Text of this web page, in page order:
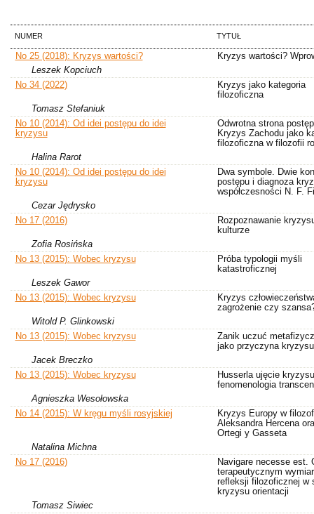
NUMER TYTUŁ
No 25 (2018): Kryzys wartości?
Kryzys wartości?
Leszek Kopciuch
No 34 (2022)
Kryzys jako kategoria
filozoficzna
Tomasz Stefaniuk
No 10 (2014): Od idei postępu do idei
kryzysu
Odwrotna strona
Kryzys Zachodu jako
filozoficzna w filozofii
Halina Rarot
No 10 (2014): Od idei postępu do idei
kryzysu
Dwa symbole. Dwie
postępu i diagnoza
współczesności N. F.
Cezar Jędrysko
No 17 (2016)
Rozpoznawanie
kulturze
Zofia Rosińska
No 13 (2015): Wobec kryzysu
Próba typologii myśli
katastroficznej
Leszek Gawor
No 13 (2015): Wobec kryzysu
Kryzys
zagrożenie czy
Witold P. Glinkowski
No 13 (2015): Wobec kryzysu
Zanik uczuć
jako przyczyna
Jacek Breczko
No 13 (2015): Wobec kryzysu
Husserla ujęcie
fenomenologia
Agnieszka Wesołowska
No 14 (2015): W kręgu myśli rosyjskiej
Kryzys Europy w
Aleksandra Hercena
Ortegi y Gasseta
Natalina Michna
No 17 (2016)
Navigare necesse est.
terapeutycznym
refleksji filozoficznej w
kryzysu orientacji
Tomasz Siwiec